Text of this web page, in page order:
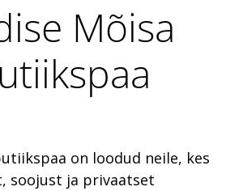
Mõisa
on loodud neile, kes
soojust ja privaatset